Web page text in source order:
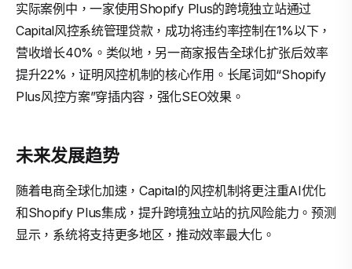
实际案例中，一家使用Shopify Plus的跨境独立站通过
Capital风控系统管理贷款，成功将违约率控制在1%以下，
营收增长40%。类似地，另一商家报告全球化扩张后效率
提升22%，证明风控机制的核心作用。长尾词如“Shopify
Plus风控方案”穿插内容，强化SEO效果。
未来发展趋势
随着电商全球化加速，Capital的风控机制将更注重AI优化
和Shopify Plus集成，提升跨境独立站的抗风险能力。预测
显示，系统将支持更多地区，推动效率最大化。